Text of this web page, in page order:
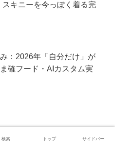
スキニーを今っぽく着る完
：2026年「自分だけ」が
確フード・AIカスタム実
検索 トップ サイドバー